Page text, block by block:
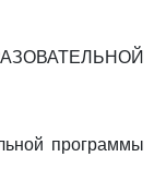
программы